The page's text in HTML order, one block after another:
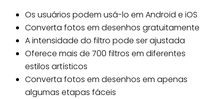
Os usuários podem usá-lo em Android e iOS
Converta fotos em desenhos gratuitamente
A intensidade do filtro pode ser ajustada
Oferece mais de 700 filtros em diferentes
estilos artísticos
Converta fotos em desenhos em apenas
algumas etapas fáceis